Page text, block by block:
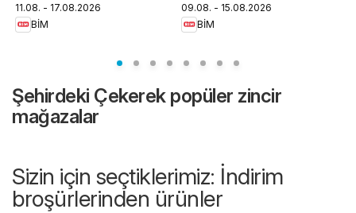
11.08. - 17.08.2026
BİM
09.08. - 15.08.2026
BİM
Şehirdeki Çekerek popüler zincir
mağazalar
Sizin için seçtiklerimiz: İndirim
broşürlerinden ürünler